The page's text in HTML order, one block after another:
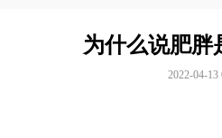
为什么说肥胖
2022-04-13